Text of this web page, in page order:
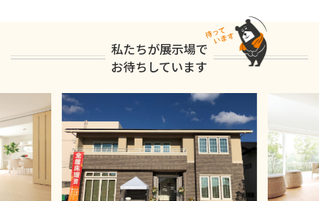
私たちが展示場で
お待ちしています